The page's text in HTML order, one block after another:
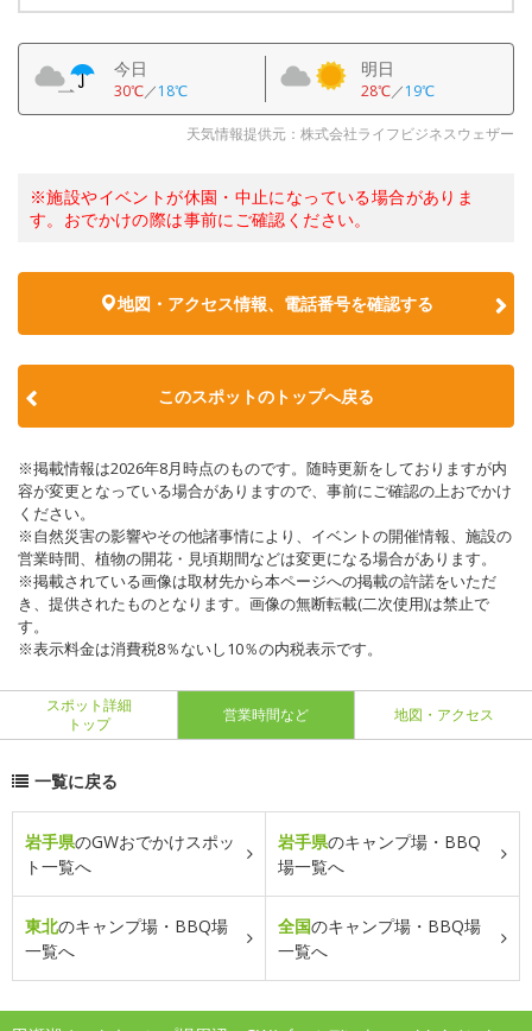
今日
30℃／18℃
明日
28℃／19℃
天気情報提供元：株式会社ライフビジネスウェザー
※施設やイベントが休園・中止になっている場合がありま
す。おでかけの際は事前にご確認ください。
地図・アクセス情報、電話番号を確認する
このスポットのトップへ戻る
※掲載情報は2026年8月時点のものです。随時更新をしておりますが内
容が変更となっている場合がありますので、事前にご確認の上おでかけ
ください。
※自然災害の影響やその他諸事情により、イベントの開催情報、施設の
営業時間、植物の開花・見頃期間などは変更になる場合があります。
※掲載されている画像は取材先から本ページへの掲載の許諾をいただ
き、提供されたものとなります。画像の無断転載(二次使用)は禁止で
す。
※表示料金は消費税8％ないし10％の内税表示です。
スポット詳細
トップ
営業時間など 地図・アクセス
一覧に戻る
岩手県のGWおでかけスポッ
ト一覧へ
岩手県のキャンプ場・BBQ
場一覧へ
東北のキャンプ場・BBQ場
一覧へ
全国のキャンプ場・BBQ場
一覧へ